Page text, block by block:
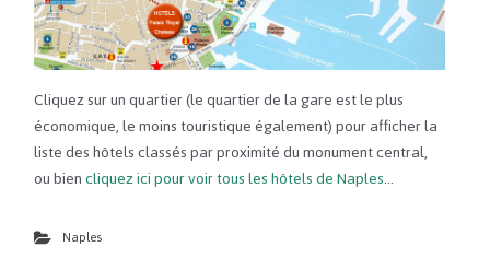
Cliquez sur un quartier (le quartier de la gare est le plus
économique, le moins touristique également) pour afficher la
liste des hôtels classés par proximité du monument central,
ou biencliquez ici pour voir tous les hôtels de Naples…
Naples